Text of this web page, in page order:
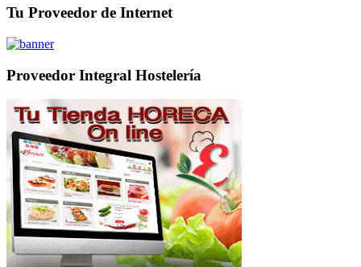
Tu Proveedor de Internet
Proveedor Integral Hostelería